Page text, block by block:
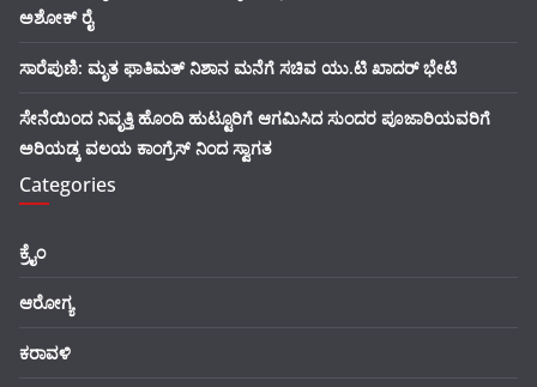
ಅಶೋಕ್ ರೈ
ಸಾರೆಪುಣಿ: ಮೃತ ಫಾತಿಮತ್ ನಿಶಾನ ಮನೆಗೆ ಸಚಿವ ಯು.ಟಿ ಖಾದರ್ ಭೇಟಿ
ಸೇನೆಯಿಂದ ನಿವೃತ್ತಿ ಹೊಂದಿ ಹುಟ್ಟೂರಿಗೆ ಆಗಮಿಸಿದ ಸುಂದರ ಪೂಜಾರಿಯವರಿಗೆ
ಅರಿಯಡ್ಕ ವಲಯ ಕಾಂಗ್ರೆಸ್ ನಿಂದ ಸ್ವಾಗತ
Categories
ಕ್ರೈಂ
ಆರೋಗ್ಯ
ಕರಾವಳಿ